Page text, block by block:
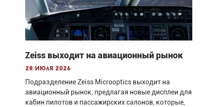
Zeiss выходит на авиационный рынок
28 июля 2026
Подразделение Zeiss Microoptics выходит на
авиационный рынок, предлагая новые дисплеи для
кабин пилотов и пассажирских салонов, которые,